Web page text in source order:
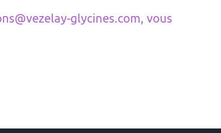
glycines.com, vous